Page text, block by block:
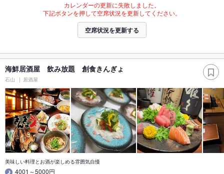
カレンダーの更新に失敗しました。
下記ボタンを押して空席状況を更新してください。
空席状況を更新する
海鮮居酒屋 飲み放題 創食きんぎょ
石山 居酒屋
美味しい料理とお酒が楽しめる雰囲気自慢
4001～5000円